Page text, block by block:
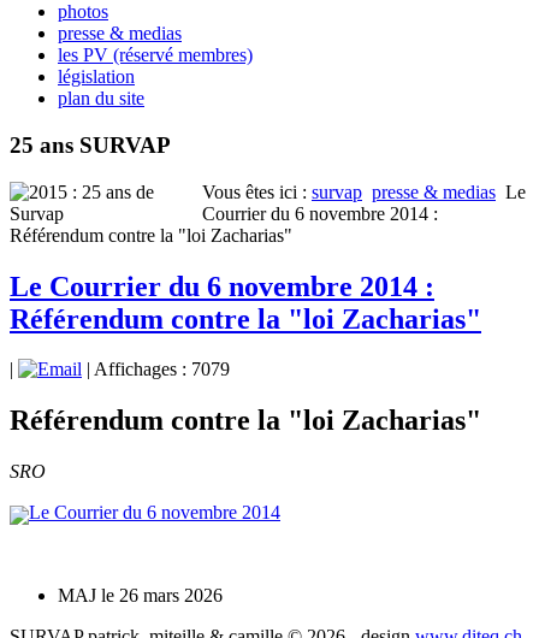
photos
presse & medias
les PV (réservé membres)
législation
plan du site
25 ans SURVAP
Vous êtes ici : survap presse & medias Le
Courrier du 6 novembre 2014 :
Référendum contre la "loi Zacharias"
Le Courrier du 6 novembre 2014 :
Référendum contre la "loi Zacharias"
| Affichages : 7079
Référendum contre la "loi Zacharias"
SRO
Le Courrier du 6 novembre 2014
MAJ le 26 mars 2026